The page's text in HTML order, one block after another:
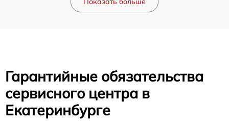
Гарантийные обязательства
сервисного центра в
Екатеринбурге